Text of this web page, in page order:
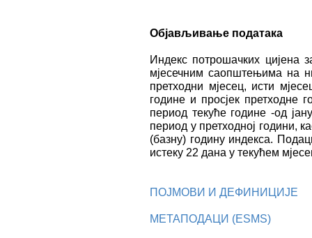
Објављивање података
Индекс потрошачких цијена
мјесечним саопштењима на
претходни мјесец, исти
године и просјек претходне
период текуће године -од
период у претходној години,
(базну) годину индекса.
истеку 22 дана у текућем
ПОЈМОВИ И ДЕФИНИЦИЈЕ
МЕТАПОДАЦИ (ESMS)